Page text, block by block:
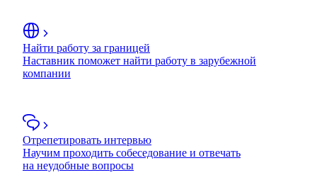
Найти работу за границей
Наставник поможет найти работу в зарубежной
компании
Отрепетировать интервью
Научим проходить собеседование и отвечать
на неудобные вопросы